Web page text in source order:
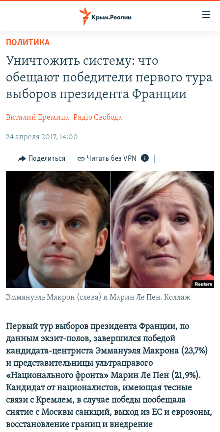
Вернуться
основному
содержанию
Вернутся
главной
навигации
Вернутся
поиску
СПЕЦПРОЕКТЫ
ГРУЗ 200
11 ЛЕТ ОККУПАЦИИ КРЫМА. 11 ИСТОРИЙ СОПРОТИВЛЕНИЯ
ВОДА
ЕЩЕ
ИНТЕРАКТИВ
ИНФОГРАФИКА
ТЕЛЕПРОЕКТ КРЫМ.РЕАЛИИ
СОВЕТЫ ПРАВОЗАЩИТНИКОВ
ПРОПАВШИЕ БЕЗ ВЕСТИ
ПОБЕДИТЕЛЕЙ НЕ СУДЯТ?
КРЫМ.НЕПОКОРЕННЫЙ
ELIFBE
УКРАИНСКАЯ ПРОБЛЕМА КРЫМА
РАДІО СВОБОДА
КАК ОБОЙТИ БЛОКИРОВКУ
Українською
Qırımtatar
ПРИСОЕДИНЯЙТЕСЬ!
Все сайты RFE/RL
ПОЛИТИКА
Уничтожить систему: что
обещают победители первого тура
выборов президента Франции
Виталий Еремица Радіо Свобода
24 апреля 2017, 14:00
Поделиться Читать без VPN
Эммануэль Макрон (слева) и Марин Ле Пен. Коллаж
Первый тур выборов президента Франции, по
данным экзит-полов, завершился победой
кандидата-центриста Эммануэля Макрона (23,7%)
и представительницы ультраправого
«Национального фронта» Марин Ле Пен (21,9%).
Кандидат от националистов, имеющая тесные
связи с Кремлем, в случае победы пообещала
снятие с Москвы санкций, выход из ЕС и еврозоны,
восстановление границ и внедрение